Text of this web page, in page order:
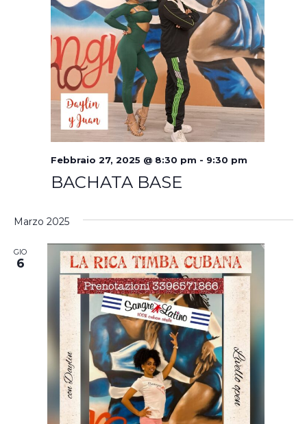
BACHATA BASE
Febbraio 27, 2025 @ 8:30 pm - 9:30 pm
Marzo 2025
GIO
6